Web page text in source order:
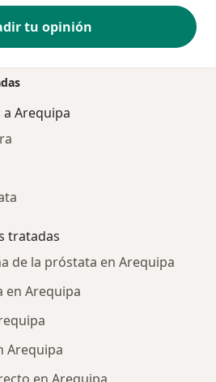
tu opinión
a Arequipa
tratadas
de la próstata en Arequipa
en Arequipa
Arequipa